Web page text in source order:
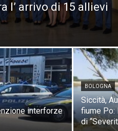
l’ arrivo di 15 allievi
interforze
BOLOGNA
Siccità,
fiume Po:
di